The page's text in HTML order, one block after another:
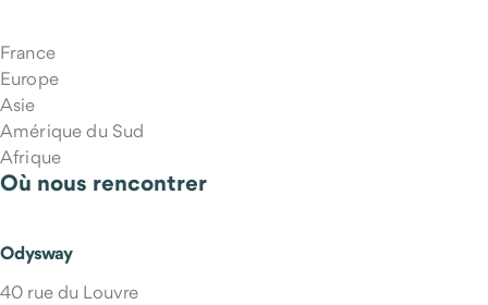
France
Europe
Asie
Amérique du Sud
Afrique
Où nous rencontrer
Odysway
40 rue du Louvre